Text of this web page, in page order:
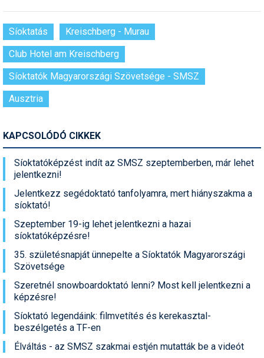
Síoktatás
Kreischberg - Murau
Club Hotel am Kreischberg
Síoktatók Magyarországi Szövetsége - SMSZ
Ausztria
KAPCSOLÓDÓ CIKKEK
Síoktatóképzést indít az SMSZ szeptemberben, már lehet
jelentkezni!
Jelentkezz segédoktató tanfolyamra, mert hiányszakma a
síoktató!
Szeptember 19-ig lehet jelentkezni a hazai
síoktatóképzésre!
35. születésnapját ünnepelte a Síoktatók Magyarországi
Szövetsége
Szeretnél snowboardoktató lenni? Most kell jelentkezni a
képzésre!
Síoktató legendáink: filmvetítés és kerekasztal-
beszélgetés a TF-en
Élváltás - az SMSZ szakmai estjén mutatták be a videót